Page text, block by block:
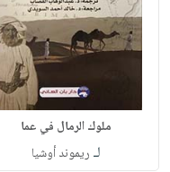
ملوك الرمال في عما
لـ ريموند أوشيا